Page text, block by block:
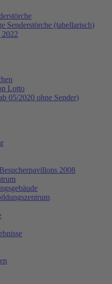
Senderstörche (tabellarisch)
2022
Lotto
05/2020 ohne Sender)
2008